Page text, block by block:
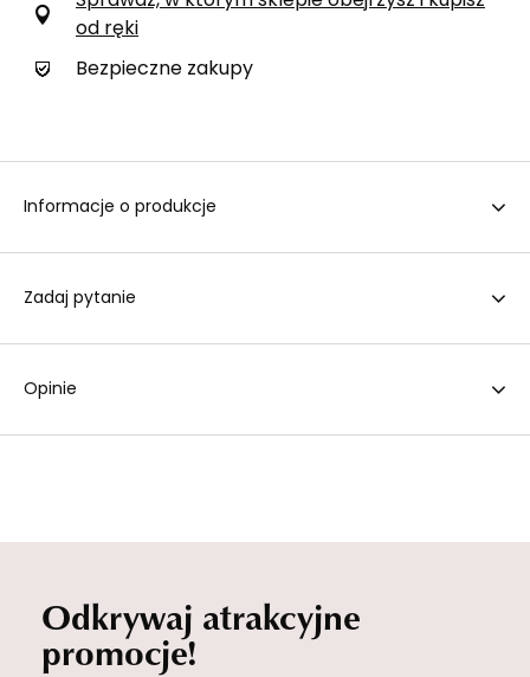
od ręki
Bezpieczne zakupy
Informacje o produkcje
Zadaj pytanie
Opinie
Odkrywaj atrakcyjne
promocje!